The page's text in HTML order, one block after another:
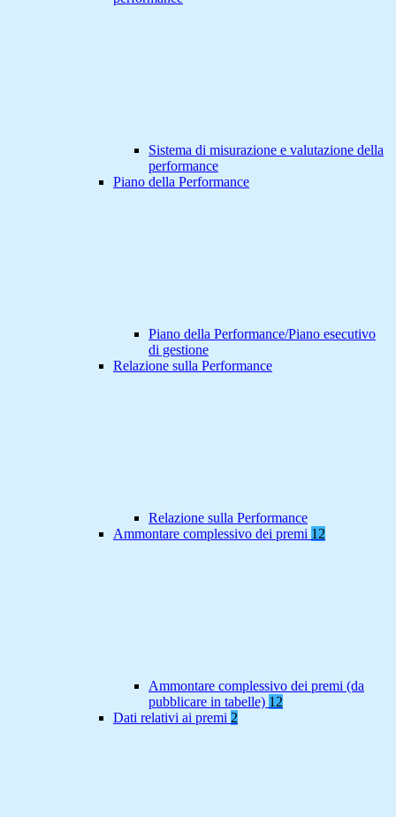
Sistema di misurazione e valutazione della
performance
Piano della Performance
Piano della Performance/Piano esecutivo
di gestione
Relazione sulla Performance
Relazione sulla Performance
Ammontare complessivo dei premi 12
Ammontare complessivo dei premi (da
pubblicare in tabelle) 12
Dati relativi ai premi 2